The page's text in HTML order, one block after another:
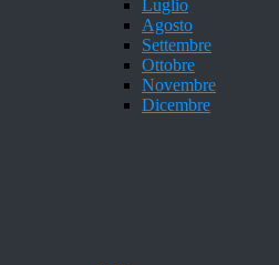
Luglio
Agosto
Settembre
Ottobre
Novembre
Dicembre